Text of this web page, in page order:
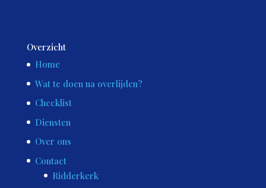
Overzicht
Home
Wat te doen na overlijden?
Checklist
Diensten
Over ons
Contact
Ridderkerk